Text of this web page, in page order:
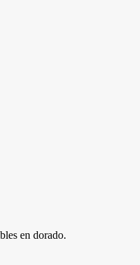
en dorado.